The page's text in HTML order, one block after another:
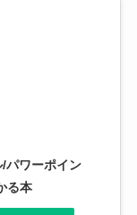
パワーポイン
る本